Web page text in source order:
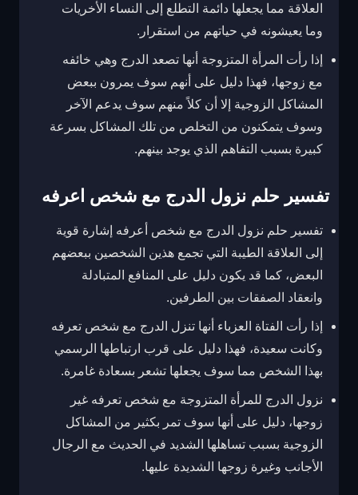
العلاقة مما يجعلها دائمة التطلع إلى النساء الأخريات
وما يعيشونه في حياتهم من استقرار.
إذا رأت المرأة المتزوجة أنها تصعد الدرج وهي خائفه
مع زوجها، فهذا دليل على أنهم سوف يمرون ببعض
المشاكل الزوجية إلا أن كلاً منهم سوف يدعم الآخر
وسوف يتمكنون من التخلص من تلك المشاكل بسرعة
كبيرة بسبب التفاهم الذي يوجد بينهم.
تفسير حلم نزول الدرج مع شخص اعرفه
تفسير حلم نزول الدرج مع شخص أعرفه إشارة قوية
إلى العلاقة الطيبة التي تجمع هذين الشخصين ببعضهم
البعض، كما قد يكون دليل على المنافع المتبادلة
وانعقاد الصفقات بين الطرفين.
إذا رأت الفتاة العزباء أنها تنزل الدرج مع شخص تعرفه
وكانت سعيدة، فهذا دليل على قرب ارتباطها الرسمي
بهذا الشخص مما سوف يجعلها تشعر بسعادة غامرة.
نزول الدرج للمرأة المتزوجة مع شخص تعرفه غير
زوجها، دليل على أنها سوف تمر بكثير من المشاكل
الزوجية بسبب تساهلها الشديد في الحديث مع الرجال
الأجانب وغيرة زوجها الشديدة عليها.